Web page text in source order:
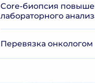
Core-биопсия
лабораторного
Перевязка онкологом